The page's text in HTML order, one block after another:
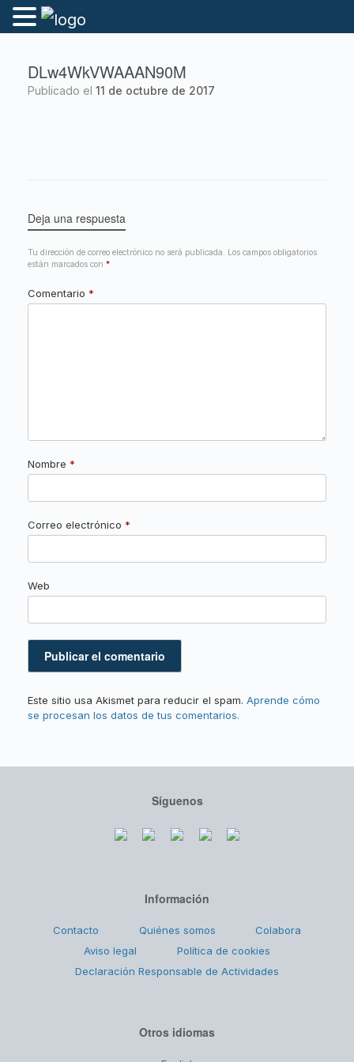
DLw4WkVWAAAN90M
Publicado el 11 de octubre de 2017
Deja una respuesta
Tu dirección de correo electrónico no será publicada. Los campos obligatorios
están marcados con *
Comentario *
Nombre *
Correo electrónico *
Web
Este sitio usa Akismet para reducir el spam. Aprende cómo
se procesan los datos de tus comentarios.
Síguenos
Información
Contacto Quiénes somos
Colabora
Aviso legal
Política de cookies
Declaración Responsable de Actividades
Otros idiomas